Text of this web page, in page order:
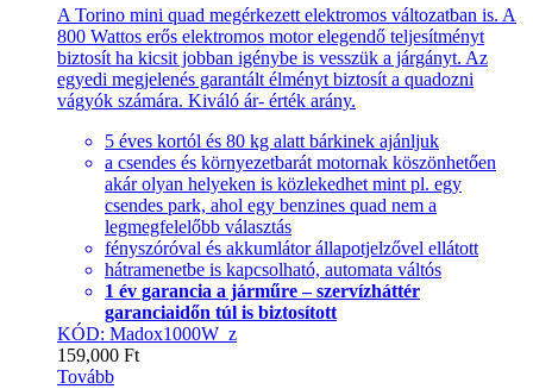
A Torino mini quad megérkezett elektromos változatban is. A
800 Wattos erős elektromos motor elegendő teljesítményt
biztosít ha kicsit jobban igénybe is vesszük a járgányt. Az
egyedi megjelenés garantált élményt biztosít a quadozni
vágyók számára. Kiváló ár- érték arány.
5 éves kortól és 80 kg alatt bárkinek ajánljuk
a csendes és környezetbarát motornak köszönhetően
akár olyan helyeken is közlekedhet mint pl. egy
csendes park, ahol egy benzines quad nem a
legmegfelelőbb választás
fényszóróval és akkumlátor állapotjelzővel ellátott
hátramenetbe is kapcsolható, automata váltós
1 év garancia a járműre – szervízháttér
garanciaidőn túl is biztosított
KÓD: Madox1000W_z
159,000 Ft
Tovább